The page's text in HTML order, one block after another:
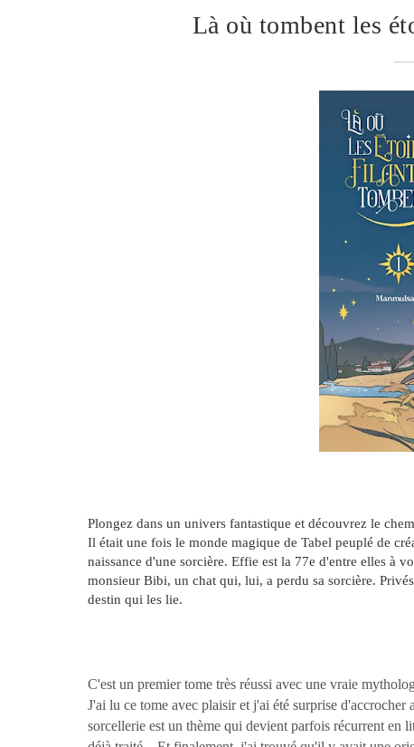
Là où tombent les
Plongez dans un univers fantastique et découvrez le
Il était une fois le monde magique de Tabel peuplé de
naissance d'une sorcière. Effie est la 77e d'entre elles à
monsieur Bibi, un chat qui, lui, a perdu sa sorcière.
destin qui les lie.
C'est un premier tome très réussi avec une vraie
J'ai lu ce tome avec plaisir et j'ai été surprise
sorcellerie est un thème qui devient parfois récurrent en